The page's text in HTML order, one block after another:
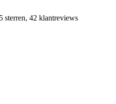
sterren, 42 klantreviews